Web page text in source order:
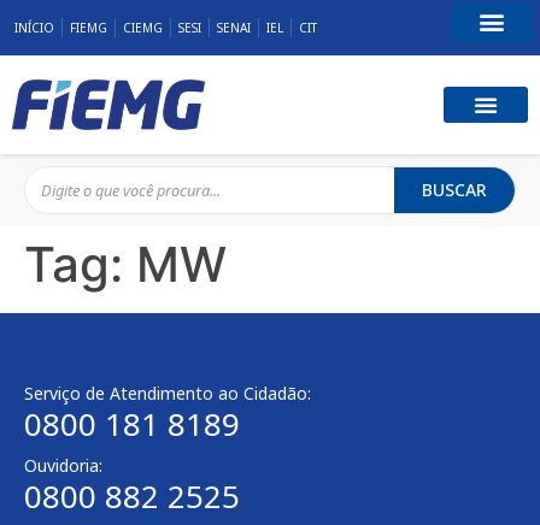
INÍCIO FIEMG CIEMG SESI SENAI IEL CIT
BUSCAR
Tag: MW
Serviço de Atendimento ao Cidadão:
0800 181 8189
Ouvidoria:
0800 882 2525